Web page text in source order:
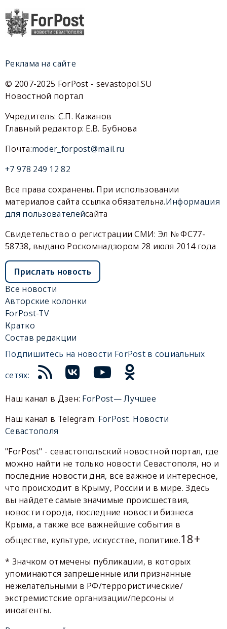
Реклама на сайте
© 2007-2025 ForPost - sevastopol.SU
Новостной портал
Учредитель: С.П. Кажанов
Главный редактор: Е.В. Бубнова
Почта:moder_forpost@mail.ru
+7 978 249 12 82
Все права сохранены. При использовании
материалов сайта ссылка обязательна.Информация
для пользователейсайта
Свидетельство о регистрации СМИ: Эл № ФС77-
58738, выдано Роскомнадзором 28 июля 2014 года
Прислать новость
Все новости
Авторские колонки
ForPost-TV
Кратко
Состав редакции
Подпишитесь на новости ForPost в социальных
сетях:
Наш канал в Дзен: ForPost— Лучшее
Наш канал в Telegram: ForPost. Новости
Севастополя
"ForPost" - севастопольский новостной портал, где
можно найти не только новости Севастополя, но и
последние новости дня, все важное и интересное,
что происходит в Крыму, России и в мире. Здесь
вы найдете самые значимые происшествия,
новости города, последние новости бизнеса
Крыма, а также все важнейшие события в
обществе, культуре, искусстве, политике.18+
* Значком отмечены публикации, в которых
упоминаются запрещенные или признанные
нежелательными в РФ/террористические/
экстремистские организации/персоны и
иноагенты.